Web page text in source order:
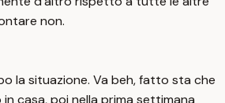
non.
la situazione. Va beh, fatto sta che
casa, poi nella prima settimana